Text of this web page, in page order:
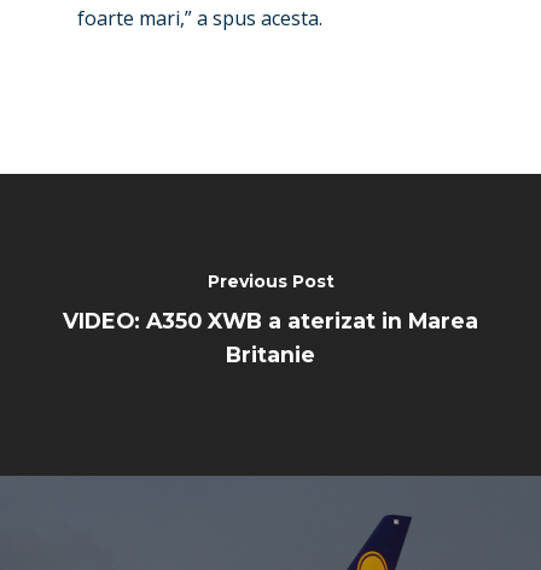
foarte mari,” a spus acesta.
Previous Post
VIDEO: A350 XWB a aterizat in Marea
Britanie